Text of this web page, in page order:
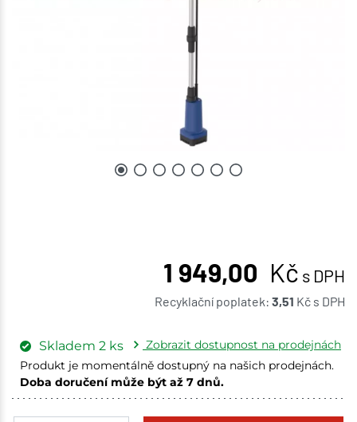
1 949,00 Kč s DPH
Recyklační poplatek: 3,51 Kč s DPH
Skladem 2 ks
Zobrazit dostupnost na prodejnách
Produkt je momentálně dostupný na našich prodejnách.
Doba doručení může být až 7 dnů.